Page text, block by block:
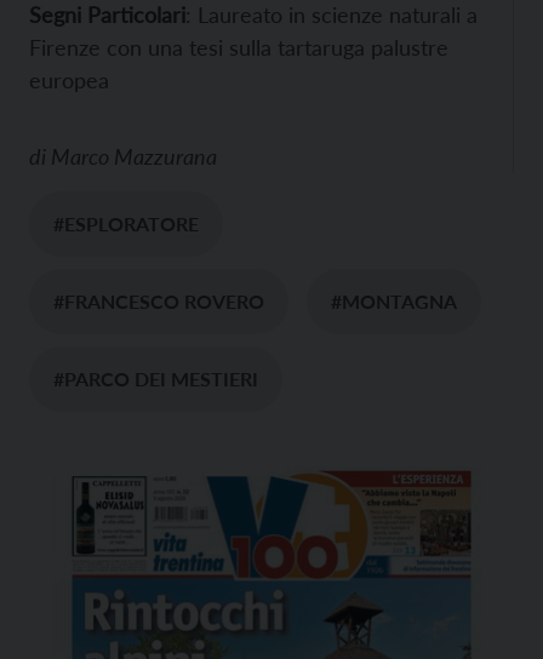
Segni Particolari: Laureato in scienze naturali a
Firenze con una tesi sulla tartaruga palustre
europea
di Marco Mazzurana
#ESPLORATORE
#FRANCESCO ROVERO #MONTAGNA
#PARCO DEI MESTIERI